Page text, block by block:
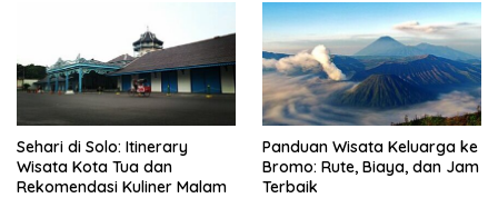
Sehari di Solo: Itinerary
Wisata Kota Tua dan
Rekomendasi Kuliner Malam
Panduan Wisata Keluarga ke
Bromo: Rute, Biaya, dan Jam
Terbaik